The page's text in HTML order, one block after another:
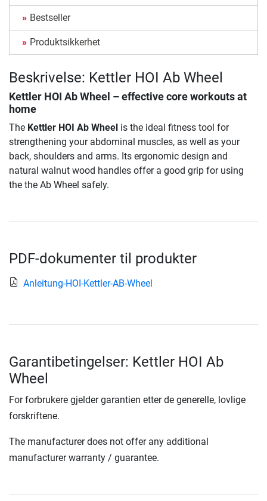
Bestseller
Produktsikkerhet
Beskrivelse: Kettler HOI Ab Wheel
Kettler HOI Ab Wheel – effective core workouts at
home
The Kettler HOI Ab Wheel is the ideal fitness tool for
strengthening your abdominal muscles, as well as your
back, shoulders and arms. Its ergonomic design and
natural walnut wood handles offer a good grip for using
the the Ab Wheel safely.
PDF-dokumenter til produkter
Anleitung-HOI-Kettler-AB-Wheel
Garantibetingelser: Kettler HOI Ab
Wheel
For forbrukere gjelder garantien etter de generelle, lovlige
forskriftene.
The manufacturer does not offer any additional
manufacturer warranty / guarantee.